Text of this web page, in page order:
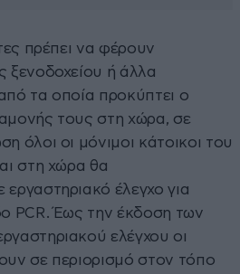
πρέπει να φέρουν
ξενοδοχείου ή άλλα
τα οποία προκύπτει ο
τους στη χώρα, σε
όλοι οι μόνιμοι κάτοικοι του
στη χώρα θα
έλεγχο για
PCR. Έως την έκδοση των
ελέγχου οι
σε περιορισμό στον τόπο